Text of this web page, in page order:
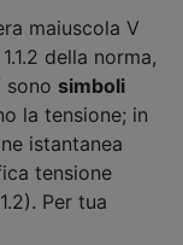
maiuscola V
della norma,
sono simboli
la tensione; in
istantanea
tensione
Per tua